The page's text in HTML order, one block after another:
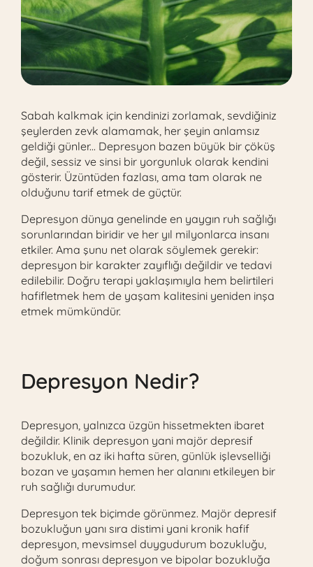
Sabah kalkmak için kendinizi zorlamak, sevdiğiniz
şeylerden zevk alamamak, her şeyin anlamsız
geldiği günler... Depresyon bazen büyük bir çöküş
değil, sessiz ve sinsi bir yorgunluk olarak kendini
gösterir. Üzüntüden fazlası, ama tam olarak ne
olduğunu tarif etmek de güçtür.
Depresyon dünya genelinde en yaygın ruh sağlığı
sorunlarından biridir ve her yıl milyonlarca insanı
etkiler. Ama şunu net olarak söylemek gerekir:
depresyon bir karakter zayıflığı değildir ve tedavi
edilebilir. Doğru terapi yaklaşımıyla hem belirtileri
hafifletmek hem de yaşam kalitesini yeniden inşa
etmek mümkündür.
Depresyon Nedir?
Depresyon, yalnızca üzgün hissetmekten ibaret
değildir. Klinik depresyon yani majör depresif
bozukluk, en az iki hafta süren, günlük işlevselliği
bozan ve yaşamın hemen her alanını etkileyen bir
ruh sağlığı durumudur.
Depresyon tek biçimde görünmez. Majör depresif
bozukluğun yanı sıra distimi yani kronik hafif
depresyon, mevsimsel duygudurum bozukluğu,
doğum sonrası depresyon ve bipolar bozukluğa